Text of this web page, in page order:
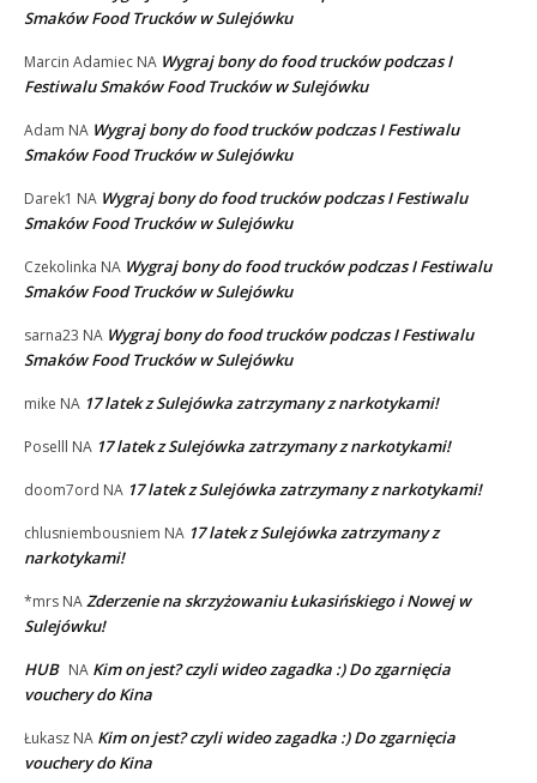
Smaków Food Trucków w Sulejówku
Marcin Adamiec NA Wygraj bony do food trucków podczas I
Festiwalu Smaków Food Trucków w Sulejówku
Adam NA Wygraj bony do food trucków podczas I Festiwalu
Smaków Food Trucków w Sulejówku
Darek1 NA Wygraj bony do food trucków podczas I Festiwalu
Smaków Food Trucków w Sulejówku
Czekolinka NA Wygraj bony do food trucków podczas I Festiwalu
Smaków Food Trucków w Sulejówku
sarna23 NA Wygraj bony do food trucków podczas I Festiwalu
Smaków Food Trucków w Sulejówku
mike NA 17 latek z Sulejówka zatrzymany z narkotykami!
Poselll NA 17 latek z Sulejówka zatrzymany z narkotykami!
doom7ord NA 17 latek z Sulejówka zatrzymany z narkotykami!
chlusniembousniem NA 17 latek z Sulejówka zatrzymany z
narkotykami!
*mrs NA Zderzenie na skrzyżowaniu Łukasińskiego i Nowej w
Sulejówku!
HUB NA Kim on jest? czyli wideo zagadka :) Do zgarnięcia
vouchery do Kina
Łukasz NA Kim on jest? czyli wideo zagadka :) Do zgarnięcia
vouchery do Kina